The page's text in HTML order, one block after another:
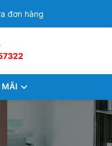
đơn hàng
MÃI